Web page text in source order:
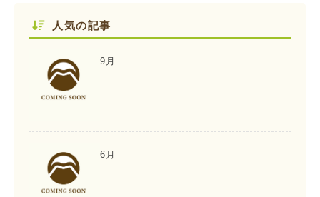
人気の記事
9月
6月